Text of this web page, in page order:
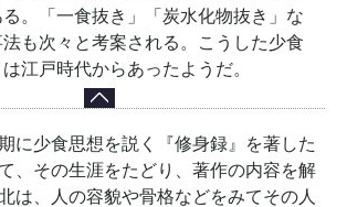
。「一食抜き」「炭水化物抜き」な
も次々と考案される。こうした少食
江戸時代からあったようだ。
に少食思想を説く『修身録』を著した
、その生涯をたどり、著作の内容を解
は、人の容貌や骨格などをみてその人